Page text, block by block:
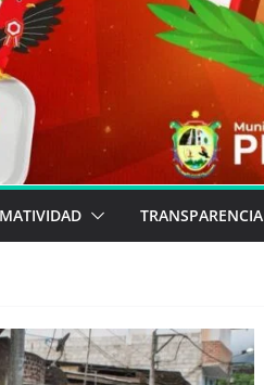
TRANSPARENCIA